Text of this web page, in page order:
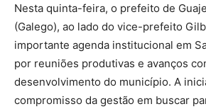
Nesta quinta-feira, o prefeito de
(Galego), ao lado do vice-prefeito
importante agenda institucional em
por reuniões produtivas e avanços
desenvolvimento do município. A
compromisso da gestão em buscar